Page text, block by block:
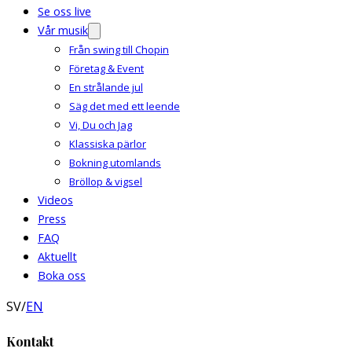
Se oss live
Vår musik
Från swing till Chopin
Företag & Event
En strålande jul
Säg det med ett leende
Vi, Du och Jag
Klassiska pärlor
Bokning utomlands
Bröllop & vigsel
Videos
Press
FAQ
Aktuellt
Boka oss
SV/EN
Kontakt